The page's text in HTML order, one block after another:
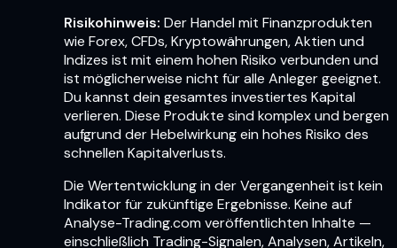
Risikohinweis: Der Handel mit Finanzprodukten
wie Forex, CFDs, Kryptowährungen, Aktien und
Indizes ist mit einem hohen Risiko verbunden und
ist möglicherweise nicht für alle Anleger geeignet.
Du kannst dein gesamtes investiertes Kapital
verlieren. Diese Produkte sind komplex und bergen
aufgrund der Hebelwirkung ein hohes Risiko des
schnellen Kapitalverlusts.
Die Wertentwicklung in der Vergangenheit ist kein
Indikator für zukünftige Ergebnisse. Keine auf
Analyse-Trading.com veröffentlichten Inhalte —
einschließlich Trading-Signalen, Analysen, Artikeln,